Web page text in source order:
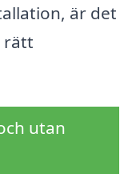
är det
rätt
utan